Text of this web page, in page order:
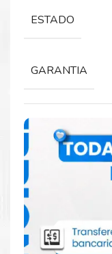
Comprar
impresora
Aprovecha nuestra
productos.
visítanos hoy
impresora Xerox,
impresora C7000.
ESTADO
GARANTIA